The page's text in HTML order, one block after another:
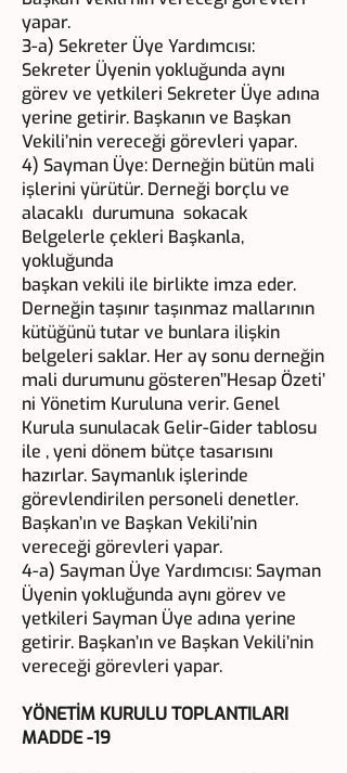
yapar.
3-a) Sekreter Üye Yardımcısı:
Sekreter Üyenin yokluğunda aynı
görev ve yetkileri Sekreter Üye adına
yerine getirir. Başkanın ve Başkan
Vekili’nin vereceği görevleri yapar.
4) Sayman Üye: Derneğin bütün mali
işlerini yürütür. Derneği borçlu ve
alacaklı durumuna sokacak
Belgelerle çekleri Başkanla,
yokluğunda
başkan vekili ile birlikte imza eder.
Derneğin taşınır taşınmaz mallarının
kütüğünü tutar ve bunlara ilişkin
belgeleri saklar. Her ay sonu derneğin
mali durumunu gösteren’’Hesap Özeti’
ni Yönetim Kuruluna verir. Genel
Kurula sunulacak Gelir-Gider tablosu
ile , yeni dönem bütçe tasarısını
hazırlar. Saymanlık işlerinde
görevlendirilen personeli denetler.
Başkan’ın ve Başkan Vekili’nin
vereceği görevleri yapar.
4-a) Sayman Üye Yardımcısı: Sayman
Üyenin yokluğunda aynı görev ve
yetkileri Sayman Üye adına yerine
getirir. Başkan’ın ve Başkan Vekili’nin
vereceği görevleri yapar.
YÖNETİM KURULU TOPLANTILARI
MADDE -19